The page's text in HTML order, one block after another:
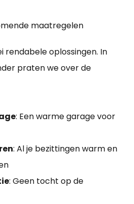
maatregelen
rendabele oplossingen. In
praten we over de
: Een warme garage voor
: Al je bezittingen warm en
: Geen tocht op de